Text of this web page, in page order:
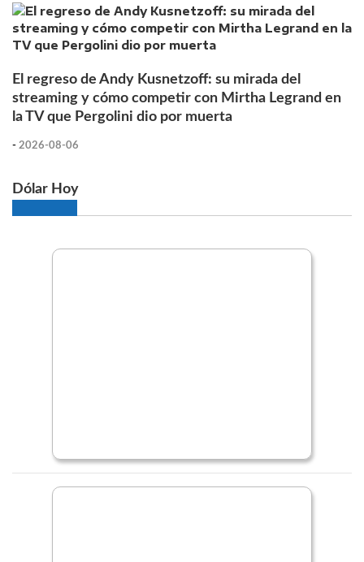
El regreso de Andy Kusnetzoff: su mirada del
streaming y cómo competir con Mirtha Legrand en
la TV que Pergolini dio por muerta
- 2026-08-06
Dólar Hoy